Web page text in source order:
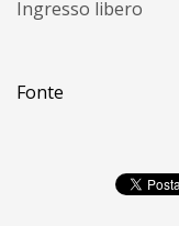
Ingresso libero
Fonte